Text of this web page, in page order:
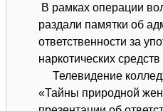
В рамках операции
раздали памятки об
ответственности за
наркотических
Телевидение
«Тайны природной